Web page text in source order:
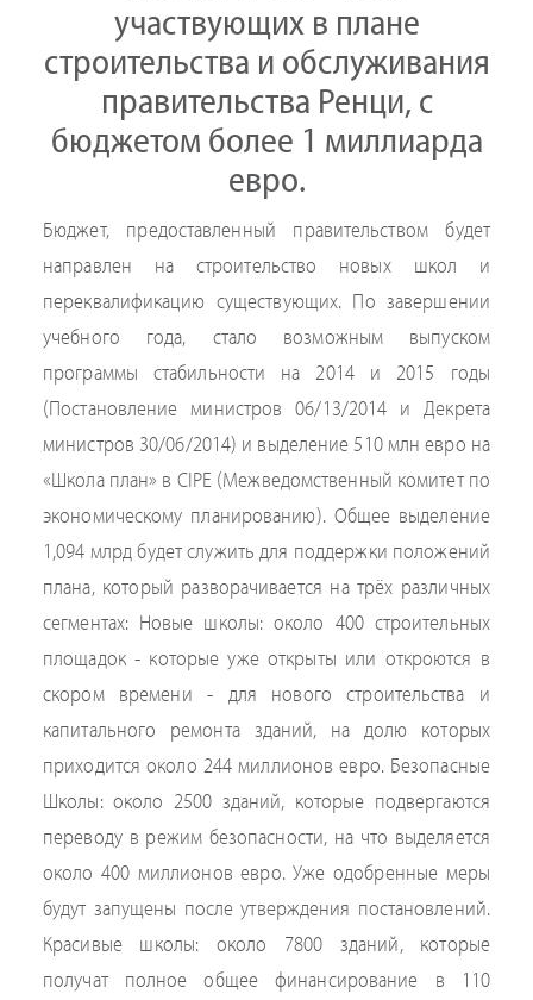
участвующих в плане
строительства и обслуживания
правительства Ренци, с
бюджетом более 1 миллиарда
евро.
Бюджет, предоставленный правительством будет
направлен на строительство новых школ и
переквалификацию существующих. По завершении
учебного года, стало возможным выпуском
программы стабильности на 2014 и 2015 годы
(Постановление министров 06/13/2014 и Декрета
министров 30/06/2014) и выделение 510 млн евро на
«Школа план» в CIPE (Межведомственный комитет по
экономическому планированию). Общее выделение
1,094 млрд будет служить для поддержки положений
плана, который разворачивается на трёх различных
сегментах: Новые школы: около 400 строительных
площадок - которые уже открыты или откроются в
скором времени - для нового строительства и
капитального ремонта зданий, на долю которых
приходится около 244 миллионов евро. Безопасные
Школы: около 2500 зданий, которые подвергаются
переводу в режим безопасности, на что выделяется
около 400 миллионов евро. Уже одобренные меры
будут запущены после утверждения постановлений.
Красивые школы: около 7800 зданий, которые
получат полное общее финансирование в 110